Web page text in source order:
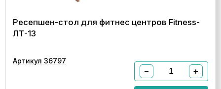
Ресепшен-стол для фитнес центров Fitness-
ЛТ-13
Артикул 36797
− +